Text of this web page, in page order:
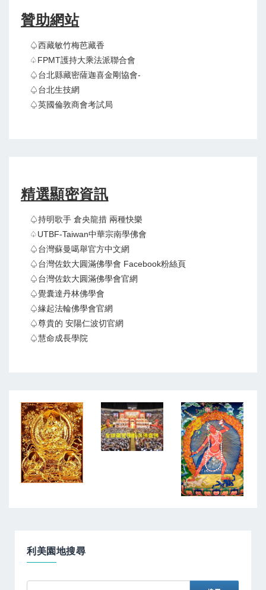
贊助網站
♤西藏敏竹梅芭藏香
♤FPMT護持大乘法派聯合會
♤台北縣藏密薩迦喜金剛協會-
♤台北生技網
♤英國倫敦商會考試局
精選顯密資訊
♤持明歌手 倉央龍措 兩種快樂
♤UTBF-Taiwan中華宗南學佛會
♤台灣蘇曼噶舉官方中文網
♤台灣佐欽大圓滿佛學會 Facebook粉絲頁
♤台灣佐欽大圓滿佛學會官網
♤覺囊達丹林佛學會
♤緣起法輪佛學會官網
♤尊貴的 安陽仁波切官網
♤慧命成長學院
利美園地搜尋